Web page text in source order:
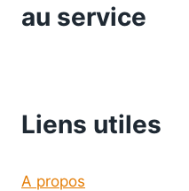
au service
Liens utiles
A propos